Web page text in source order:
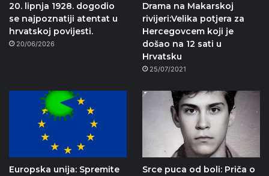
20. lipnja 1928. dogodio
se najpoznatiji atentat u
hrvatskoj povijesti.
20/06/2026
Drama na Makarskoj
rivijeri:Velika potjera za
Hercegovcem koji je
došao na 12 sati u
Hrvatsku
25/07/2021
Europska unija: Spremite
Srce puca od boli: Priča o